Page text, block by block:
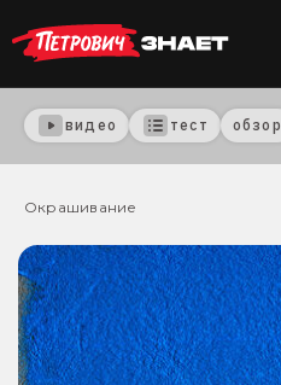
видео тест обзор
Окрашивание